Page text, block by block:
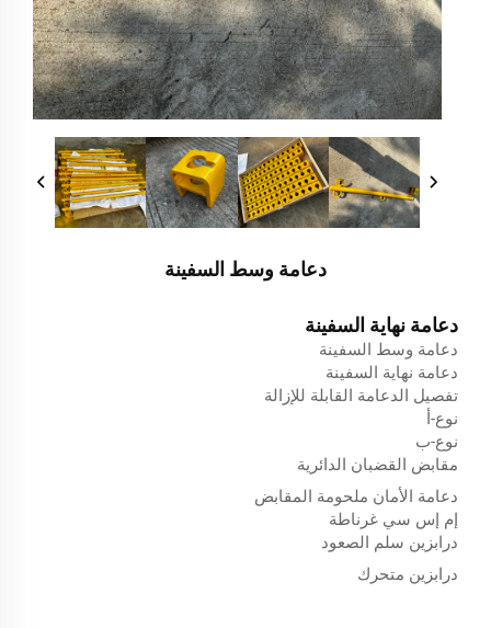
دعامة وسط السفينة
دعامة نهاية السفينة
دعامة وسط السفينة
دعامة نهاية السفينة
تفصيل الدعامة القابلة للإزالة
نوع-أ
نوع-ب
مقابض القضبان الدائرية
دعامة الأمان ملحومة المقابض
إم إس سي غرناطة
درابزين سلم الصعود
درابزين متحرك